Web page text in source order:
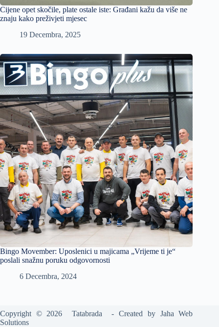
Cijene opet skočile, plate ostale iste: Građani kažu da više ne
znaju kako preživjeti mjesec
19 Decembra, 2025
Bingo Movember: Uposlenici u majicama „Vrijeme ti je“
poslali snažnu poruku odgovornosti
6 Decembra, 2024
Copyright © 2026 Tatabrada - Created by Jaha Web
Solutions